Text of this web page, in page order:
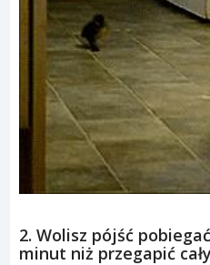
2. Wolisz pójść
minut niż przegapić